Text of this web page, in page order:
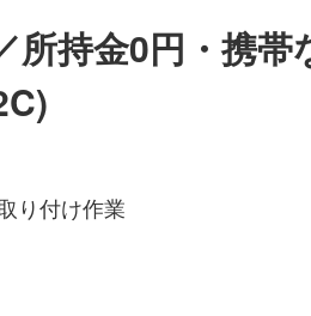
所持金0円・携
り付け作業